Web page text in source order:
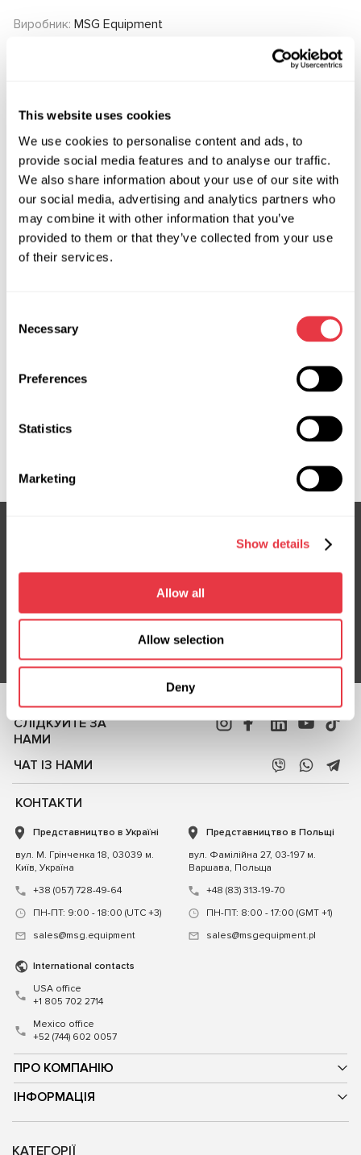
This website uses cookies
We use cookies to personalise content and ads, to
provide social media features and to analyse our traffic.
We also share information about your use of our site with
our social media, advertising and analytics partners who
may combine it with other information that you’ve
provided to them or that they’ve collected from your use
of their services.
Selection
Necessary
Preferences
Statistics
Marketing
Show details
Allow all
Allow selection
Deny
Виробник: MSG Equipment
OEM
MS3600927R, 06572000, 171889, 32106778549,
32106778557, 32106783248, 32106783250,
32106783546, 32106783548, 32106793007,
32106793008, 32106799341, 32106856822,
6778549, 6778557, 6783248, 6783248AI01, 6783250,
6783546, 6783548, 6793007, 6799341, 6856822,
6900001919, 6900002207, 6900002485, 717521889,
BW403NLA0R, BW409NRF0R, BW9103R, BW9110R, E4056,
Підписка на новини
Не пропустіть ексклюзивні пропозиції та знижки
СЛІДКУЙТЕ ЗА
НАМИ
ЧАТ ІЗ НАМИ
ПРО КОМПАНІЮ
ІНФОРМАЦІЯ
КОНТАКТИ
Представництво в Україні
вул. М. Грінченка 18, 03039 м.
Київ, Україна
+38 (057) 728-49-64
ПН-ПТ: 9:00 - 18:00 (UTC +3)
sales@msg.equipment
Представництво в Польщі
вул. Фамілійна 27, 03-197 м.
Варшава, Польща
+48 (83) 313-19-70
ПН-ПТ: 8:00 - 17:00 (GMT +1)
sales@msgequipment.pl
International contacts
USA office
+1 805 702 2714
Mexico office
+52 (744) 602 0057
КАТЕГОРІЇ